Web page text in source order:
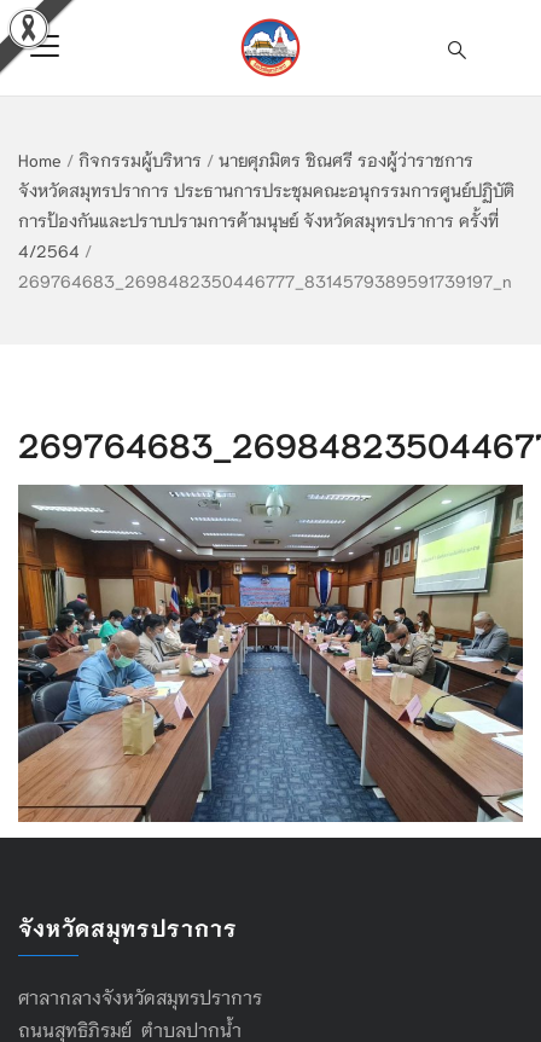
Home / กิจกรรมผู้บริหาร / นายศุภมิตร ชิณศรี รองผู้ว่าราชการ
จังหวัดสมุทรปราการ ประธานการประชุมคณะอนุกรรมการศูนย์ปฏิบัติ
การป้องกันและปราบปรามการค้ามนุษย์ จังหวัดสมุทรปราการ ครั้งที่
4/2564 /
269764683_2698482350446777_8314579389591739197_n
จังหวัดสมุทรปราการ
ศาลากลางจังหวัดสมุทรปราการ
ถนนสุทธิภิรมย์ ตำบลปากน้ำ